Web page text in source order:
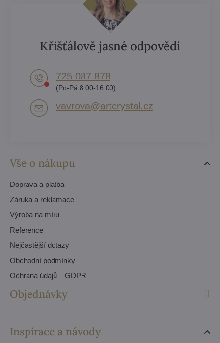
Vše o nákupu
Doprava a platba
Záruka a reklamace
Výroba na míru
Reference
Nejčastější dotazy
Obchodní podmínky
Ochrana údajů – GDPR
Objednávky
Inspirace a návody
Křišťálově jasné odpovědi
725 087 878​
(Po-Pá 8:00-16:00)
vavrova​@artcrystal​.cz